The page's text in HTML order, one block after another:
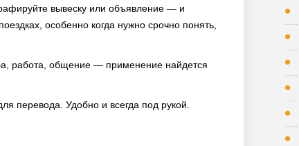
вывеску или объявление — и
особенно когда нужно срочно понять,
работа, общение — применение найдется
перевода. Удобно и всегда под рукой.